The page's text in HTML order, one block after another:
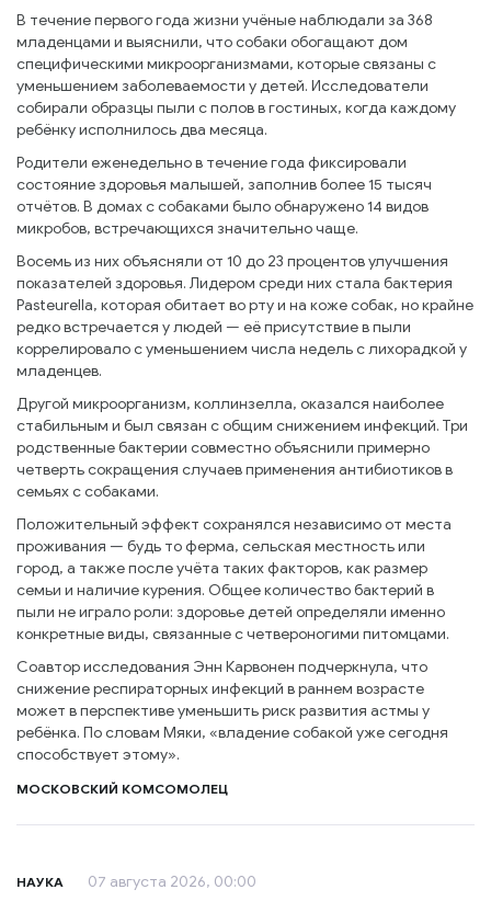
В течение первого года жизни учёные наблюдали за 368
младенцами и выяснили, что собаки обогащают дом
специфическими микроорганизмами, которые связаны с
уменьшением заболеваемости у детей. Исследователи
собирали образцы пыли с полов в гостиных, когда каждому
ребёнку исполнилось два месяца.
Родители еженедельно в течение года фиксировали
состояние здоровья малышей, заполнив более 15 тысяч
отчётов. В домах с собаками было обнаружено 14 видов
микробов, встречающихся значительно чаще.
Восемь из них объясняли от 10 до 23 процентов улучшения
показателей здоровья. Лидером среди них стала бактерия
Pasteurella, которая обитает во рту и на коже собак, но крайне
редко встречается у людей — её присутствие в пыли
коррелировало с уменьшением числа недель с лихорадкой у
младенцев.
Другой микроорганизм, коллинзелла, оказался наиболее
стабильным и был связан с общим снижением инфекций. Три
родственные бактерии совместно объяснили примерно
четверть сокращения случаев применения антибиотиков в
семьях с собаками.
Положительный эффект сохранялся независимо от места
проживания — будь то ферма, сельская местность или
город, а также после учёта таких факторов, как размер
семьи и наличие курения. Общее количество бактерий в
пыли не играло роли: здоровье детей определяли именно
конкретные виды, связанные с четвероногими питомцами.
Соавтор исследования Энн Карвонен подчеркнула, что
снижение респираторных инфекций в раннем возрасте
может в перспективе уменьшить риск развития астмы у
ребёнка. По словам Мяки, «владение собакой уже сегодня
способствует этому».
МОСКОВСКИЙ КОМСОМОЛЕЦ
НАУКА 07 августа 2026, 00:00